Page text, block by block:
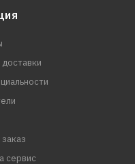
сервис